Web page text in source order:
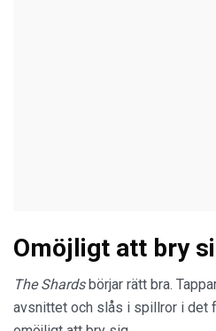
Omöjligt att bry
The Shardsbörjar rätt bra.
avsnittet och slås i spillror i det